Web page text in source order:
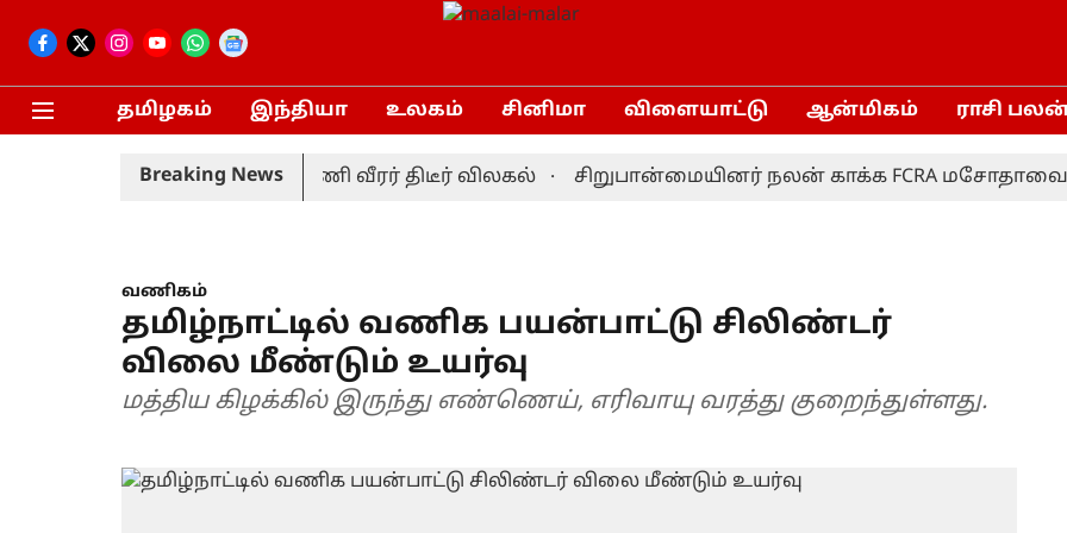
தமிழகம் இந்தியா உலகம் சினிமா விளையாட்டு ஆன்மிகம் ராசி
Breaking News
டெஸ்ட் தொடர்: முன்னணி வீரர் திடீர் விலகல் சிறுபான்மையினர் நலன் காக்க FCRA மசோதாவை
வணிகம்
தமிழ்நாட்டில் வணிக பயன்பாட்டு சிலிண்டர்
விலை மீண்டும் உயர்வு
மத்திய கிழக்கில் இருந்து எண்ணெய், எரிவாயு வரத்து குறைந்துள்ளது.